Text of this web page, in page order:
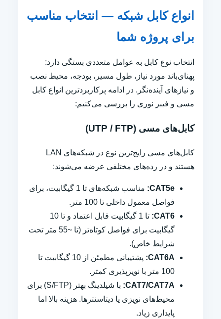
انواع کابل شبکه — انتخاب مناسب
برای پروژه شما
انتخاب نوع کابل به عوامل متعددی بستگی دارد:
پهنای‌باند مورد نیاز، طول مسیر، بودجه، محیط نصب
و نیازهای آینده‌نگر. در ادامه پرکاربردترین انواع کابل
مسی و فیبر نوری را بررسی می‌کنیم:
کابل‌های مسی (UTP / FTP)
کابل‌های مسی رایج‌ترین نوع در شبکه‌های LAN
هستند و در رده‌های مختلفی عرضه می‌شوند:
CAT5e:
مناسب شبکه‌های تا 1 گیگابیت، برای
فواصل معمول داخلی تا 100 متر.
CAT6:
تا 1 گیگابیت قابل اعتماد و تا 10
گیگابیت برای فواصل کوتاه‌تر (تا ~55 متر تحت
شرایط خاص).
CAT6A:
پشتیبانی مطمئن از 10 گیگابیت تا
100 متر با نویزپذیری کمتر.
CAT7/CAT7A:
با شیلدینگ بهتر (S/FTP) برای
محیط‌های نویزی یا دیتاسنترها. هزینه بالا اما
پایداری زیاد.